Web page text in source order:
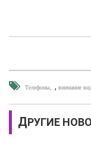
Телефоны , внимание
ДРУГИЕ